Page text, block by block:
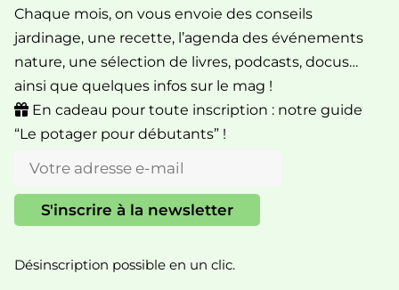
Chaque mois, on vous envoie des conseils
jardinage, une recette, l’agenda des événements
nature, une sélection de livres, podcasts, docus…
ainsi que quelques infos sur le mag !
En cadeau pour toute inscription : notre guide
“Le potager pour débutants” !
Désinscription possible en un clic.